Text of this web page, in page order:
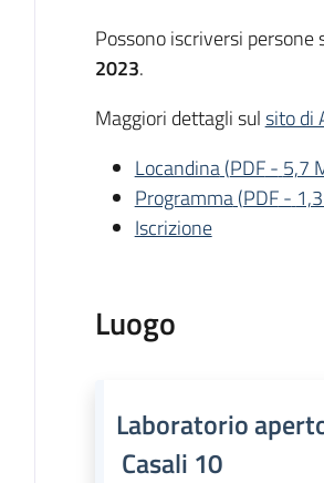
Possono iscriversi persone
2023.
Maggiori dettagli sulsito di
Locandina(PDF- 5,7
Programma(PDF-
Iscrizione
Luogo
Laboratorio
Casali 10